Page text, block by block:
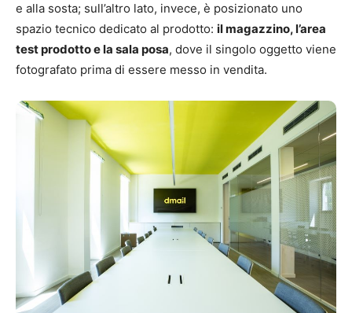
e alla sosta; sull’altro lato, invece, è posizionato uno
spazio tecnico dedicato al prodotto: il magazzino, l’area
test prodotto e la sala posa, dove il singolo oggetto viene
fotografato prima di essere messo in vendita.